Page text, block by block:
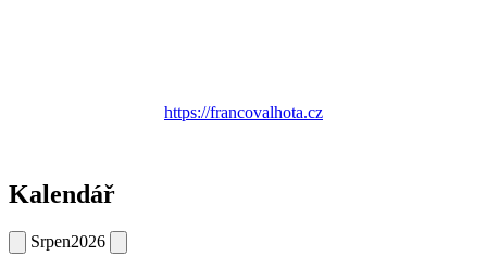
https://francovalhota.cz
Kalendář
Srpen2026